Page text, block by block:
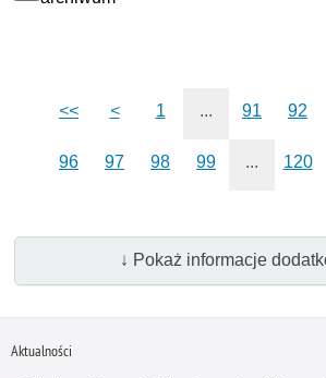
<< < 1 ... 91 92
96 97 98 99 ... 120
↓ Pokaż informacje
Aktualności